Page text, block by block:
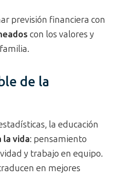
previsión financiera con
con los valores y
de la
la educación
la vida: pensamiento
y trabajo en equipo.
en mejores